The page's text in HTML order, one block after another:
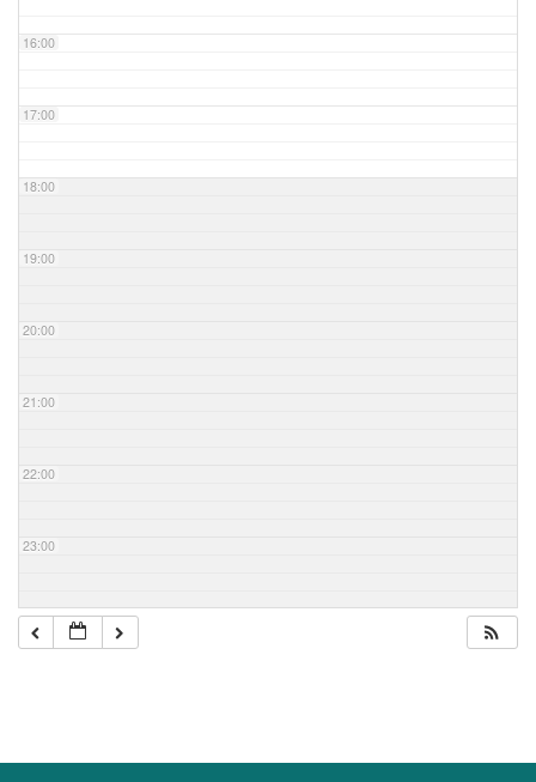
16:00
17:00
18:00
19:00
20:00
21:00
22:00
23:00